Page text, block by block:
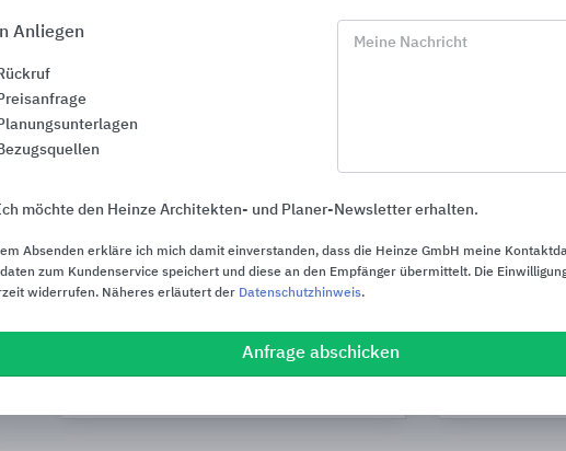
WÖHR Parksysteme
Anliegen
Meine Nachricht
möchte den Heinze Architekten- und Planer-Newsletter erhalten.
Absenden erkläre ich mich damit einverstanden, dass die Heinze GmbH meine
zum Kundenservice speichert und diese an den Empfänger übermittelt. Die
widerrufen. Näheres erläutert der Datenschutzhinweis.
Anfrage abschicken